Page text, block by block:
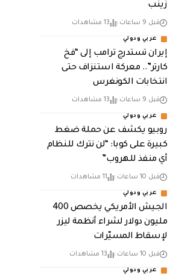
زينب
قبل 9 ساعات 13 مشاهدات
عربي ودولي
إيران تستدرج ترامب إلى “فخ
كارتر”.. معركة استنزاف حتى
انتخابات الكونغرس
قبل 9 ساعات 13 مشاهدات
عربي ودولي
روبيو يكشف عن حملة ضغط
كبيرة على كوبا: “لن نترك للنظام
أي منفذ للهروب”
قبل 10 ساعات 11 مشاهدات
عربي ودولي
الجيش الأمريكي يخصص 400
مليون دولار لشراء أنظمة ليزر
لإسقاط المسيّرات
قبل 10 ساعات 13 مشاهدات
عربي ودولي